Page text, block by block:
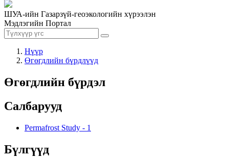
ШУА-ийн Газарзүй-геоэкологийн хүрээлэн
Мэдлэгийн Портал
Нүүр
Өгөгдлийн бүрдлүүд
Өгөгдлийн бүрдэл
Салбарууд
Permafrost Study - 1
Бүлгүүд